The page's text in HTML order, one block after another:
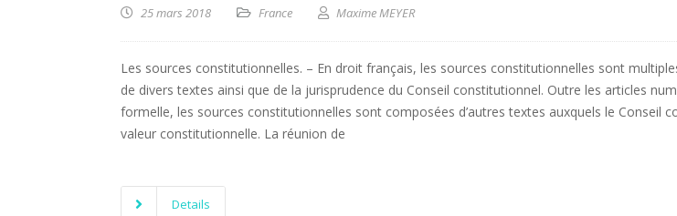
25 mars 2018 France Maxime MEYER
Les sources constitutionnelles. – En droit français, les sources constitutionnelles sont
de divers textes ainsi que de la jurisprudence du Conseil constitutionnel. Outre les articles
formelle, les sources constitutionnelles sont composées d’autres textes auxquels le Conseil
valeur constitutionnelle. La réunion de
Details